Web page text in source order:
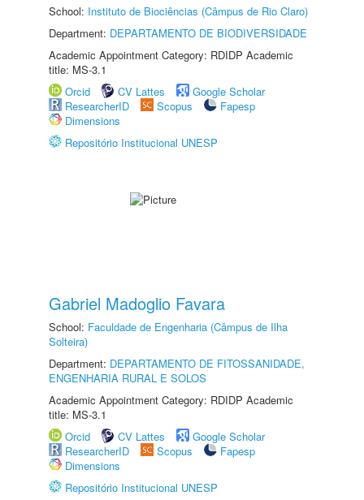
School: Instituto de Biociências (Câmpus de Rio Claro)
Department: DEPARTAMENTO DE BIODIVERSIDADE
Academic Appointment Category: RDIDP Academic
title: MS-3.1
Orcid
CV Lattes
Google Scholar
ResearcherID
Scopus
Fapesp
Dimensions
Repositório Institucional UNESP
Gabriel Madoglio Favara
School: Faculdade de Engenharia (Câmpus de Ilha
Solteira)
Department: DEPARTAMENTO DE FITOSSANIDADE,
ENGENHARIA RURAL E SOLOS
Academic Appointment Category: RDIDP Academic
title: MS-3.1
Orcid
CV Lattes
Google Scholar
ResearcherID
Scopus
Fapesp
Dimensions
Repositório Institucional UNESP